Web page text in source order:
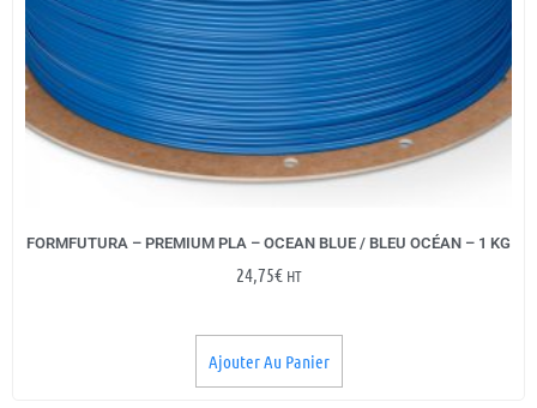
FORMFUTURA – PREMIUM PLA – OCEAN BLUE / BLEU OCÉAN – 1 KG
24,75€ HT
Ajouter Au Panier